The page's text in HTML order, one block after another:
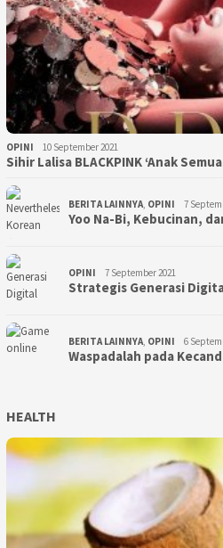
OPINI 10 September 2021
Sihir Lalisa BLACKPINK ‘Anak
BERITA LAINNYA OPINI 7
Yoo Na-Bi, Kebucinan,
OPINI 7 September 2021
Strategis Generasi
BERITA LAINNYA OPINI 6
Waspadalah pada
HEALTH